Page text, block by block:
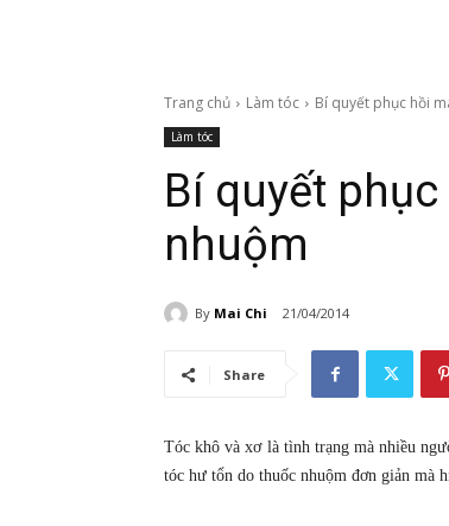
Trang chủ Làm tóc Bí quyết phục hồi
Làm tóc
Bí quyết
nhuộm
By Mai Chi 21/04/2014
Share
Tóc khô và xơ là tình trạng mà nhiều
tóc hư tổn do thuốc nhuộm đơn giản mà